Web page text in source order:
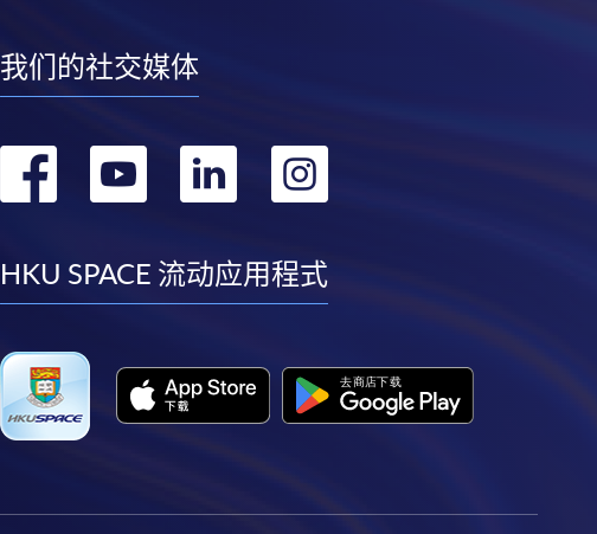
我们的社交媒体
转
facebook
转
youtube
转
linkedin
转
instagram
HKU SPACE 流动应用程式